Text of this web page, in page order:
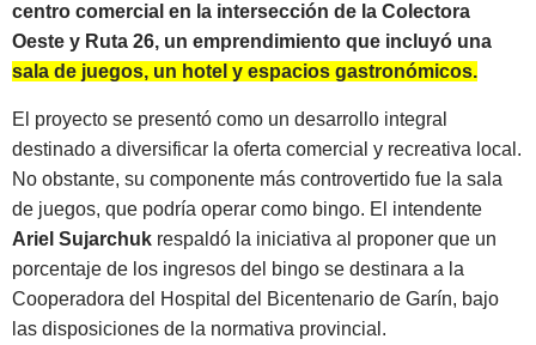
centro comercial en la intersección de la Colectora
Oeste y Ruta 26, un emprendimiento que incluyó una
sala de juegos, un hotel y espacios gastronómicos.
El proyecto se presentó como un desarrollo integral
destinado a diversificar la oferta comercial y recreativa local.
No obstante, su componente más controvertido fue la sala
de juegos, que podría operar como bingo. El intendente
Ariel Sujarchuk respaldó la iniciativa al proponer que un
porcentaje de los ingresos del bingo se destinara a la
Cooperadora del Hospital del Bicentenario de Garín, bajo
las disposiciones de la normativa provincial.